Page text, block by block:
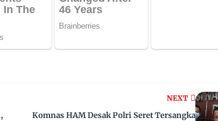
NEXT
Komnas HAM Desak Polri Seret Tersangka